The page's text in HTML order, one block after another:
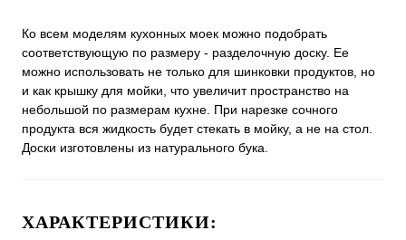
Ко всем моделям кухонных моек можно подобрать
соответствующую по размеру - разделочную доску. Ее
можно использовать не только для шинковки продуктов, но
и как крышку для мойки, что увеличит пространство на
небольшой по размерам кухне. При нарезке сочного
продукта вся жидкость будет стекать в мойку, а не на стол.
Доски изготовлены из натурального бука.
ХАРАКТЕРИСТИКИ: